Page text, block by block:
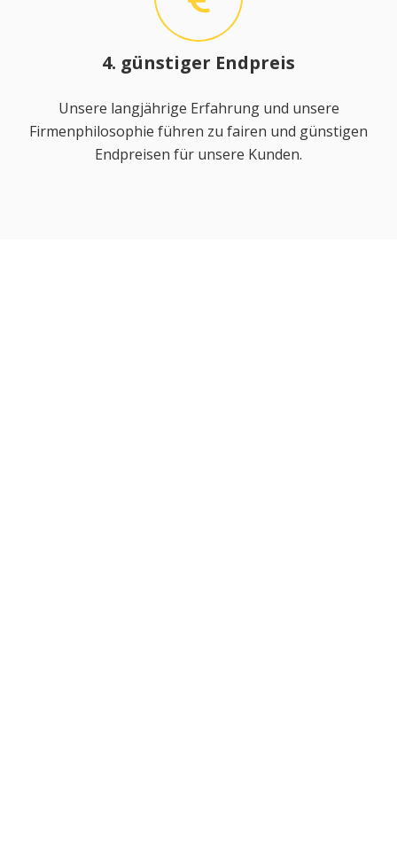
4. günstiger Endpreis
Unsere langjährige Erfahrung und unsere
Firmenphilosophie führen zu fairen und günstigen
Endpreisen für unsere Kunden.